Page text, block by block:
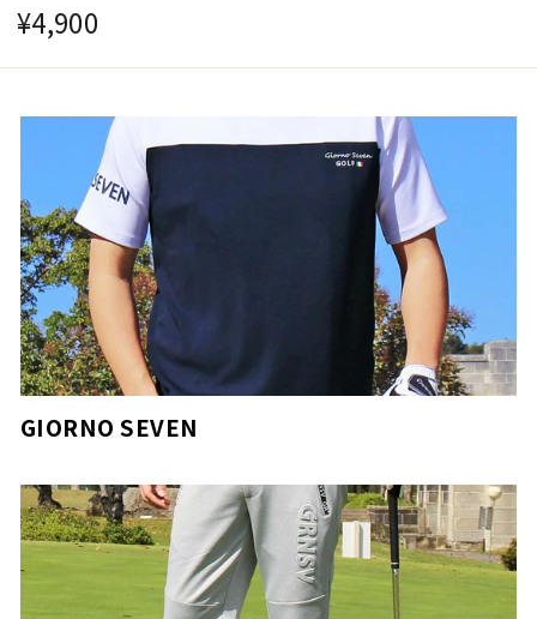
¥4,900
GIORNO SEVEN